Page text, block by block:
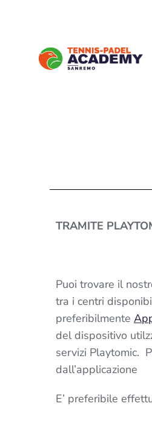
TRAMITE
Puoi trovare il
tra i centri
preferibilmente
del dispositivo
servizi Playtomic.
dall’applicazione
E’ preferibile